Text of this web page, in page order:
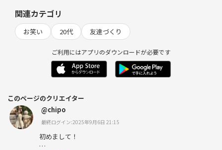
関連カテゴリ
お笑い 20代 友達づくり
ご利用にはアプリのダウンロードが必要です
このページのクリエイター
@chipo
最終ログイン:2025年9月6日 21:15
初めまして！